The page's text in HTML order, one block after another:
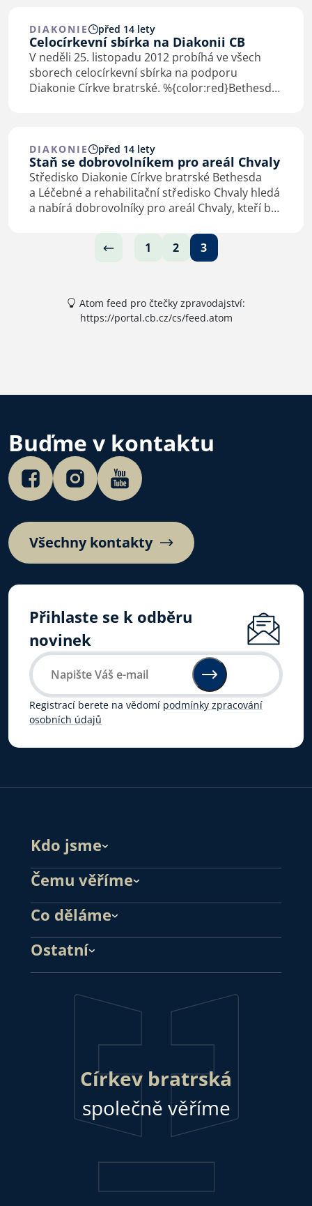
DIAKONIE před 14 lety
Celocírkevní sbírka na Diakonii CB
V neděli 25. listopadu 2012 probíhá ve všech
sborech celocírkevní sbírka na podporu
Diakonie Církve bratrské. %{color:red}Bethesda
DIAKONIE před 14 lety
Staň se dobrovolníkem pro areál Chvaly
Středisko Diakonie Církve bratrské Bethesda
a Léčebné a rehabilitační středisko Chvaly hledá
a nabírá dobrovolníky pro areál Chvaly, kteří by
pacientů a v nejrůznějších dalších…
1 2 3
Atom feed pro čtečky zpravodajství:
https://portal.cb.cz/cs/feed.atom
Buďme v kontaktu
Všechny kontakty
Přihlaste se k odběru
novinek
Registrací berete na vědomí podmínky zpracování
osobních údajů
Kdo jsme
Čemu věříme
Co děláme
Ostatní
Církev bratrská
společně věříme